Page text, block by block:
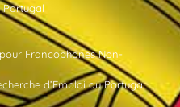
Francophones Non-
d’Emploi au Portugal